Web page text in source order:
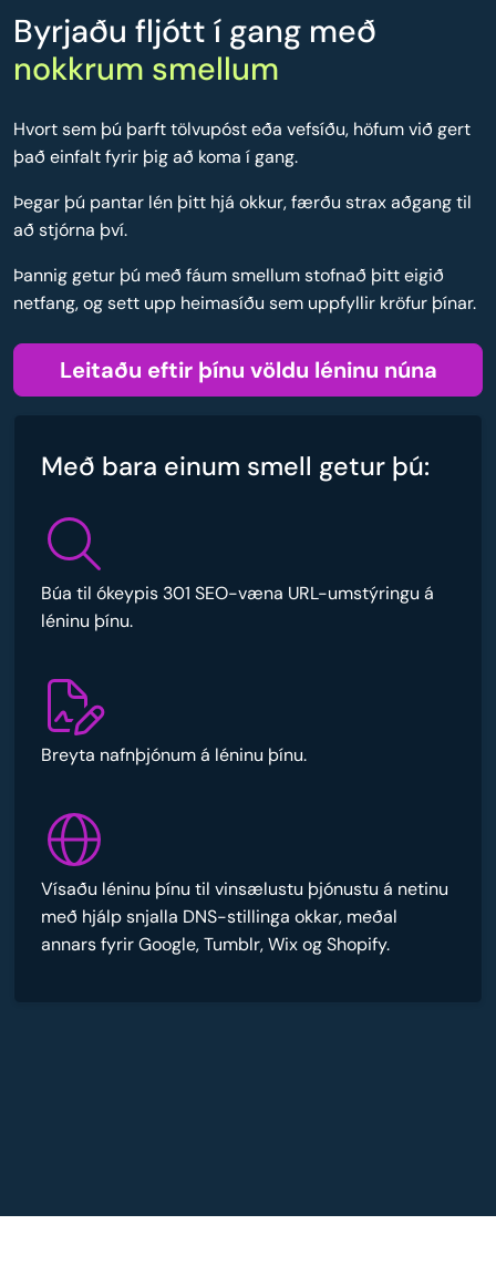
Byrjaðu fljótt í gang með
nokkrum smellum
Hvort sem þú þarft tölvupóst eða vefsíðu, höfum við gert
það einfalt fyrir þig að koma í gang.
Þegar þú pantar lén þitt hjá okkur, færðu strax aðgang til
að stjórna því.
Þannig getur þú með fáum smellum stofnað þitt eigið
netfang, og sett upp heimasíðu sem uppfyllir kröfur þínar.
Leitaðu eftir þínu völdu léninu núna
Með bara einum smell getur þú:
Búa til ókeypis 301 SEO-væna URL-umstýringu á
léninu þínu.
Breyta nafnþjónum á léninu þínu.
Vísaðu léninu þínu til vinsælustu þjónustu á netinu
með hjálp snjalla DNS-stillinga okkar, meðal
annars fyrir Google, Tumblr, Wix og Shopify.